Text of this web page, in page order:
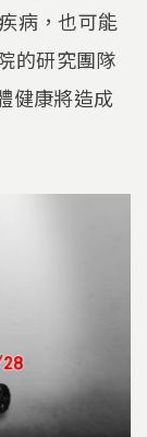
病，也可能
的研究團隊
健康將造成